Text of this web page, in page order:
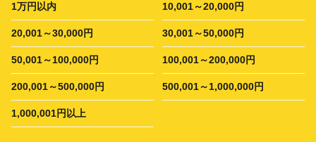
1万円以内 10,001～20,000円
20,001～30,000円 30,001～50,000円
50,001～100,000円 100,001～200,000円
200,001～500,000円 500,001～1,000,000円
1,000,001円以上